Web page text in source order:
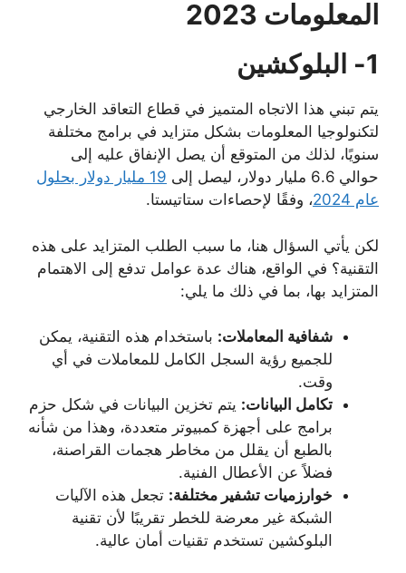
المعلومات 2023
1- البلوكشين
يتم تبني هذا الاتجاه المتميز في قطاع التعاقد الخارجي
لتكنولوجيا المعلومات بشكل متزايد في برامج مختلفة
سنويًا، لذلك من المتوقع أن يصل الإنفاق عليه إلى
حوالي 6.6 مليار دولار، ليصل إلى
19 مليار دولار بحلول
عام 2024
، وفقًا لإحصاءات ستاتيستا.
لكن يأتي السؤال هنا، ما سبب الطلب المتزايد على هذه
التقنية؟ في الواقع، هناك عدة عوامل تدفع إلى الاهتمام
المتزايد بها، بما في ذلك ما يلي:
شفافية المعاملات: باستخدام هذه التقنية، يمكن
للجميع رؤية السجل الكامل للمعاملات في أي
وقت.
تكامل البيانات: يتم تخزين البيانات في شكل حزم
برامج على أجهزة كمبيوتر متعددة، وهذا من شأنه
بالطبع أن يقلل من مخاطر هجمات القراصنة،
فضلاً عن الأعطال الفنية.
خوارزميات تشفير مختلفة: تجعل هذه الآليات
الشبكة غير معرضة للخطر تقريبًا لأن تقنية
البلوكشين تستخدم تقنيات أمان عالية.